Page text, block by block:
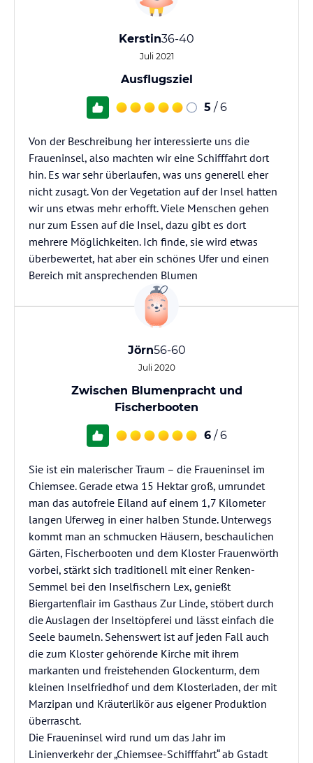
Kerstin36-40
Juli 2021
Ausflugsziel
5 / 6
Von der Beschreibung her interessierte uns die
Fraueninsel, also machten wir eine Schifffahrt dort
hin. Es war sehr überlaufen, was uns generell eher
nicht zusagt. Von der Vegetation auf der Insel hatten
wir uns etwas mehr erhofft. Viele Menschen gehen
nur zum Essen auf die Insel, dazu gibt es dort
mehrere Möglichkeiten. Ich finde, sie wird etwas
überbewertet, hat aber ein schönes Ufer und einen
Bereich mit ansprechenden Blumen
Jörn56-60
Juli 2020
Zwischen Blumenpracht und
Fischerbooten
6 / 6
Sie ist ein malerischer Traum – die Fraueninsel im
Chiemsee. Gerade etwa 15 Hektar groß, umrundet
man das autofreie Eiland auf einem 1,7 Kilometer
langen Uferweg in einer halben Stunde. Unterwegs
kommt man an schmucken Häusern, beschaulichen
Gärten, Fischerbooten und dem Kloster Frauenwörth
vorbei, stärkt sich traditionell mit einer Renken-
Semmel bei den Inselfischern Lex, genießt
Biergartenflair im Gasthaus Zur Linde, stöbert durch
die Auslagen der Inseltöpferei und lässt einfach die
Seele baumeln. Sehenswert ist auf jeden Fall auch
die zum Kloster gehörende Kirche mit ihrem
markanten und freistehenden Glockenturm, dem
kleinen Inselfriedhof und dem Klosterladen, der mit
Marzipan und Kräuterlikör aus eigener Produktion
überrascht.
Die Fraueninsel wird rund um das Jahr im
Linienverkehr der „Chiemsee-Schifffahrt“ ab Gstadt